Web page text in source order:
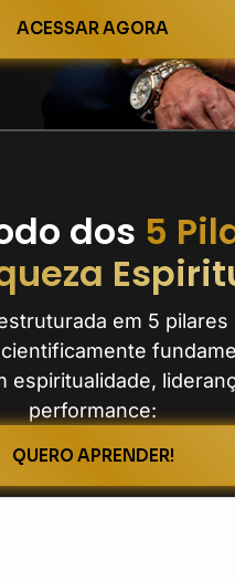
ACESSAR AGORA
dos 5
em 5 pilares
espiritualidade,
performance:
QUERO APRENDER!